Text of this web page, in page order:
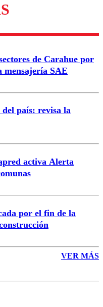
para garantizar un
de Carahue por
mensajería SAE
país: revisa la
activa Alerta
por el fin de la
VER MÁS